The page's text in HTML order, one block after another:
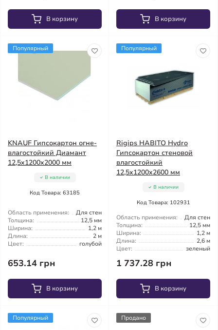
В корзину В корзину
Популярный
KNAUF Гипсокартон огне-
влагостойкий Диамант
12,5x1200x2000 мм
В наличии
Код Товара: 63185
Область применения:
Для стен
Толщина:
12,5 мм
Ширина:
1,2 м
Длина:
2 м
Цвет:
голубой
653.14 грн
В корзину
Популярный
Rigips HABITO Hydro
Гипсокартон стеновой
влагостойкий
12,5x1200x2600 мм
В наличии
Код Товара: 102931
Область применения:
Для стен
Толщина:
12,5 мм
Ширина:
1,2 м
Длина:
2,6 м
Цвет:
зеленый
1 737.28 грн
В корзину
Популярный Продано